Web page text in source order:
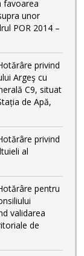
favoarea
unor
POR 2014 –
privind
Argeş cu
C9, situat
de Apă,
privind
al
pentru
validarea
de